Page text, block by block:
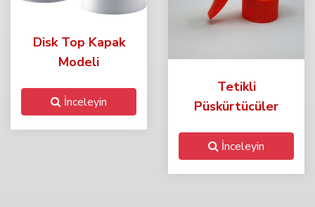
Disk Top Kapak
Modeli
İnceleyin
Tetikli
Püskürtücüler
İnceleyin